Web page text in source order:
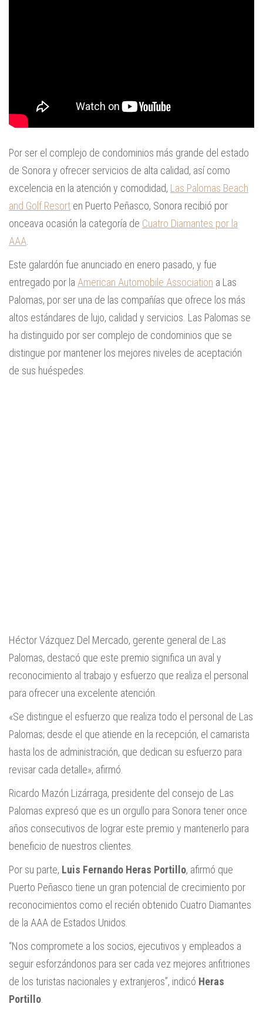
Por ser el complejo de condominios más grande del estado
de Sonora y ofrecer servicios de alta calidad, así como
excelencia en la atención y comodidad, Las Palomas Beach
and Golf Resort en Puerto Peñasco, Sonora recibió por
onceava ocasión la categoría de Cuatro Diamantes por la
AAA.
Este galardón fue anunciado en enero pasado, y fue
entregado por la American Automobile Association a Las
Palomas, por ser una de las compañías que ofrece los más
altos estándares de lujo, calidad y servicios. Las Palomas se
ha distinguido por ser complejo de condominios que se
distingue por mantener los mejores niveles de aceptación
de sus huéspedes.
Héctor Vázquez Del Mercado, gerente general de Las
Palomas, destacó que este premio significa un aval y
reconocimiento al trabajo y esfuerzo que realiza el personal
para ofrecer una excelente atención.
«Se distingue el esfuerzo que realiza todo el personal de Las
Palomas; desde el que atiende en la recepción, el camarista
hasta los de administración, que dedican su esfuerzo para
revisar cada detalle», afirmó.
Ricardo Mazón Lizárraga, presidente del consejo de Las
Palomas expresó que es un orgullo para Sonora tener once
años consecutivos de lograr este premio y mantenerlo para
beneficio de nuestros clientes.
Por su parte, Luis Fernando Heras Portillo, afirmó que
Puerto Peñasco tiene un gran potencial de crecimiento por
reconocimientos como el recién obtenido Cuatro Diamantes
de la AAA de Estados Unidos.
“Nos compromete a los socios, ejecutivos y empleados a
seguir esforzándonos para ser cada vez mejores anfitriones
de los turistas nacionales y extranjeros”, indicó Heras
Portillo.